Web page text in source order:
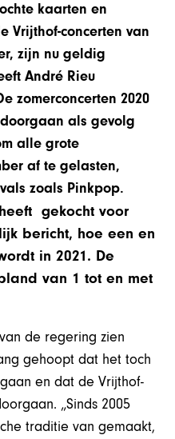
kaarten en
Vrijthof-concerten van
zijn nu geldig
André Rieu
zomerconcerten 2020
als gevolg
alle grote
af te gelasten,
zoals Pinkpop.
gekocht voor
bericht, hoe een en
in 2021. De
van 1 tot en met
de regering zien
gehoopt dat het toch
en dat de Vrijthof-
„Sinds 2005
traditie van gemaakt,